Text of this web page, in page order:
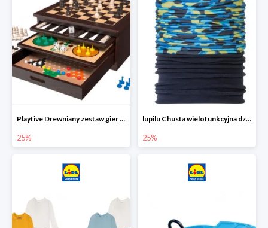
Playtive Drewniany zestaw gier 10 w 1
25%
lupilu Chusta wielofunkcyjna dziecięca
25%